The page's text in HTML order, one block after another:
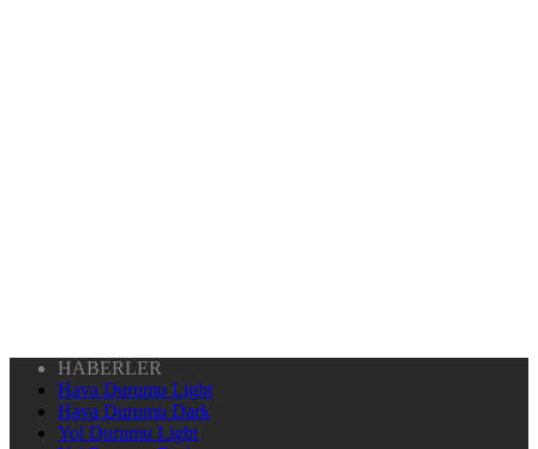
HABERLER
Hava Durumu Light
Hava Durumu Dark
Yol Durumu Light